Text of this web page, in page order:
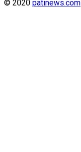
© 2020 patinews.com